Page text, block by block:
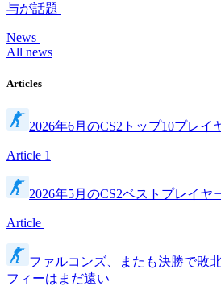
与が話題
News
All news
Articles
2026年6月のCS2トップ10プレイ
Article 1
2026年5月のCS2ベストプレイヤ
Article
ファルコンズ、またも決勝で敗
フィーはまだ遠い